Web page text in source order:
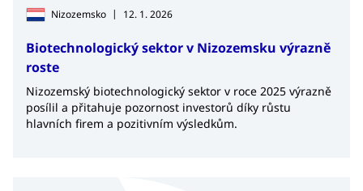
Nizozemsko | 12. 1. 2026
Biotechnologický sektor v Nizozemsku výrazně
roste
Nizozemský biotechnologický sektor v roce 2025 výrazně
posílil a přitahuje pozornost investorů díky růstu
hlavních firem a pozitivním výsledkům.